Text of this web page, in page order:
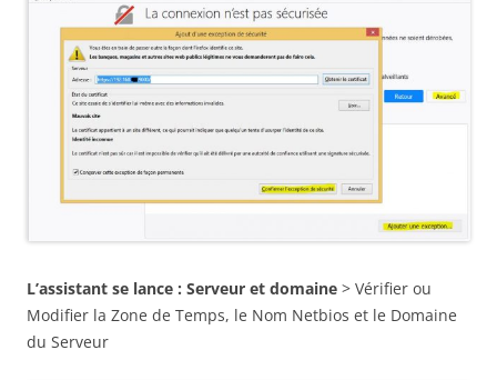
L’assistant se lance : Serveur et domaine > Vérifier ou
Modifier la Zone de Temps, le Nom Netbios et le Domaine
du Serveur